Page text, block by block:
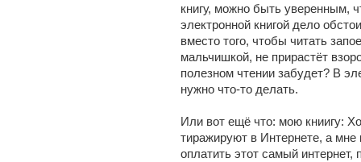
книгу, можно быть уверенным,
электронной книгой дело
вместо того, чтобы читать
мальчишкой, не прирастёт
полезном чтении забудет? В
нужно что-то делать.
Или вот ещё что: мою книигу:
тиражируют в Интернете, а мне
оплатить этот самый интернет,